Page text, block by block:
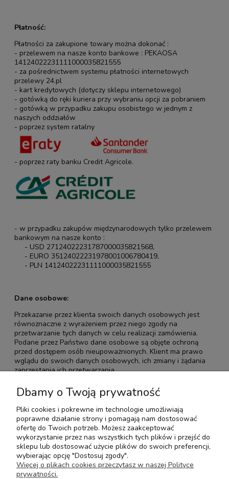
Płatność:
Płatności za zakupione towary można dokonać :
- przelewem na nasze konto bankowe : PEKAOSA
14124022231111000035821555
- za pośrednictwem systemu płatności internetowych
przelewy 24.pl
- kart kredytowych (dotyczy sklepu internetowego)
- gotówką do ręki kuriera przy wybraniu opcji za pobraniem
- gotówką w przypadku zakupu osobistego w jednym z
naszych oddziałów
- poprzez system ratalny
- poprzez raty banku Credit Agricole.
- w przypadku zakupów międzynarodowych tylko przelewem
bankowym na nasze konto :
- USD 27124022231787000035821568,
- EURO 35124022231978001006780419,
- PLN 14124022231111000035821555
Dane osobowe:
Przekazanie przez klienta swoich danych osobowych jest
równoznaczne z wyrażeniem przez niego zgody na
przetwarzanie tych danych w celu realizacji zamówienia.
Podane przez Państwo dane osobowe są objęte ochroną
przed dostępem osób nieupoważnionych. Klient ma prawo
wglądu do swoich danych osobowych, ich zmiany i żądania
zaprzestania ich przetwarzania.
Ewentualne spory powstałe w trakcie zawieranych transakcji
lub wynikające ze świadczonych usług strony rozstrzygać
będą polubownie
Pomoc
Moje konto
Dbamy o Twoją prywatność
Pliki cookies i pokrewne im technologie umożliwiają
poprawne działanie strony i pomagają nam dostosować
ofertę do Twoich potrzeb. Możesz zaakceptować
wykorzystanie przez nas wszystkich tych plików i przejść do
sklepu lub dostosować użycie plików do swoich preferencji,
wybierając opcję "Dostosuj zgody".
Więcej o plikach cookies przeczytasz w naszej Polityce
prywatności.